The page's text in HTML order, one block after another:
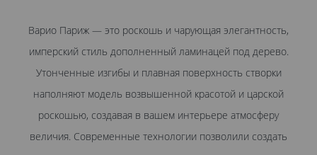
Варио Париж — это роскошь и чарующая элегантность,
имперский стиль дополненный ламинацей под дерево.
Утонченные изгибы и плавная поверхность створки
наполняют модель возвышенной красотой и царской
роскошью, создавая в вашем интерьере атмосферу
величия. Современные технологии позволили создать